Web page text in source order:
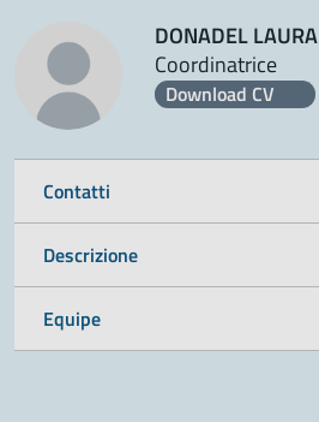
DONADEL LAURA
Coordinatrice
Download CV
Contatti
Descrizione
Equipe